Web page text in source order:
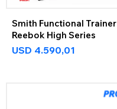
Smith Functional Trainer
Reebok High Series
USD 4.590,01